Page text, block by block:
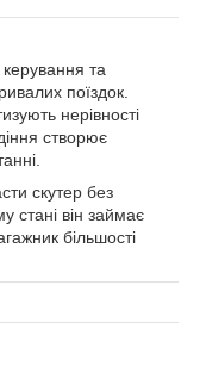
керування та
поїздок.
нерівності
створює
скутер без
стані він займає
більшості